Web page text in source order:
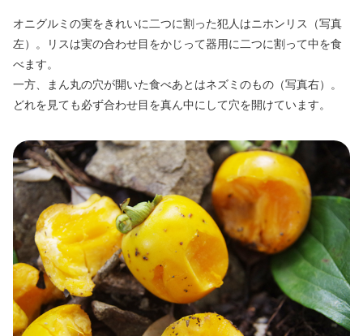
オニグルミの実をきれいに二つに割った犯人はニホンリス（写真
左）。リスは実の合わせ目をかじって器用に二つに割って中を食
べます。
一方、まん丸の穴が開いた食べあとはネズミのもの（写真右）。
どれを見ても必ず合わせ目を真ん中にして穴を開けています。